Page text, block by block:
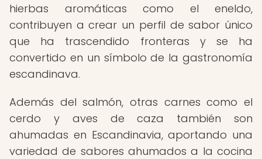
hierbas aromáticas como el eneldo,
contribuyen a crear un perfil de sabor único
que ha trascendido fronteras y se ha
convertido en un símbolo de la gastronomía
escandinava.
Además del salmón, otras carnes como el
cerdo y aves de caza también son
ahumadas en Escandinavia, aportando una
variedad de sabores ahumados a la cocina